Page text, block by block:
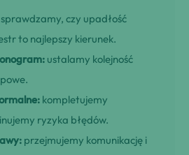
sprawdzamy, czy upadłość
to najlepszy kierunek.
ustalamy kolejność
kompletujemy
ryzyka błędów.
przejmujemy komunikację i